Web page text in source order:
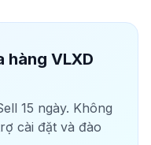
hàng VLXD
15 ngày. Không
cài đặt và đào